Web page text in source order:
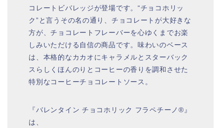
コレートビバレッジが登場です。“チョコホリッ
ク”と言うその名の通り、チョコレートが大好きな
方が、チョコレートフレーバーを心ゆくまでお楽
しみいただける自信の商品です。味わいのベース
は、本格的なカカオにキャラメルとスターバック
スらしくほんのりとコーヒーの香りを調和させた
特別なコーヒーチョコレートソース。
『バレンタイン チョコホリック フラペチーノ®』
は、